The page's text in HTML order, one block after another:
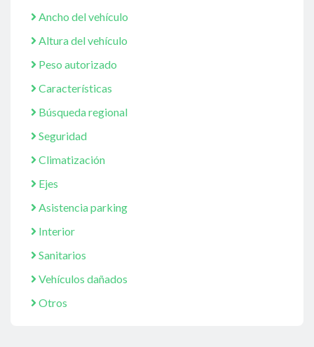
Ancho del vehículo
Altura del vehículo
Peso autorizado
Características
Búsqueda regional
Seguridad
Climatización
Ejes
Asistencia parking
Interior
Sanitarios
Vehículos dañados
Otros